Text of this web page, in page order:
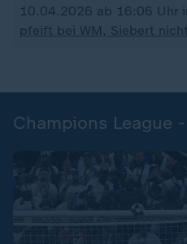
10.04.2026 ab 16:06 Uhr
pfeift bei WM, Siebert
Champions League